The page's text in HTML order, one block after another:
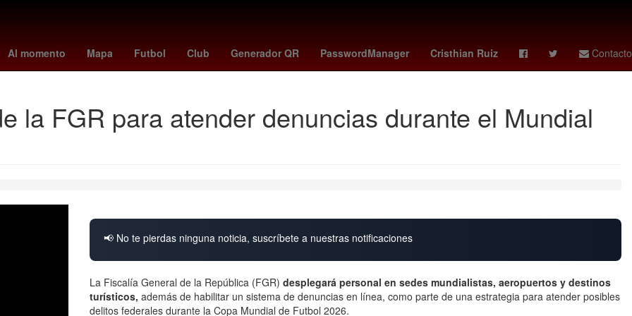
Al momento Mapa Futbol Club Generador QR PasswordManager Cristhian Ruiz Contacto
Germán Berterame Rogelio Funes Mori mexico vs 26 de marzo Antoine Griezmann México HBO
la FGR para atender denuncias durante el Mundial
📢 No te pierdas ninguna noticia, suscríbete a nuestras notificaciones
La Fiscalía General de la República (FGR) desplegará personal en sedes mundialistas, aeropuertos y destinos
turísticos, además de habilitar un sistema de denuncias en línea, como parte de una estrategia para atender posibles
delitos federales durante la Copa Mundial de Futbol 2026.